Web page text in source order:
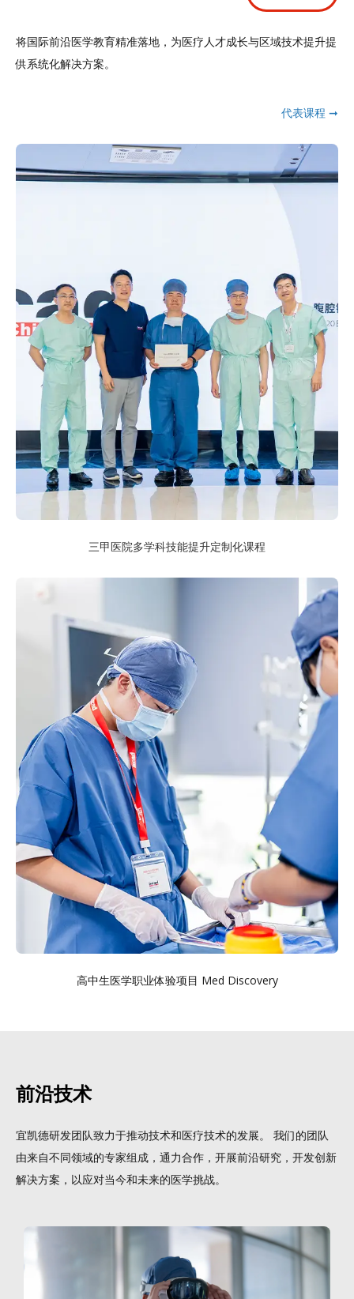
将国际前沿医学教育精准落地，为医疗人才成长与区域技术提升提
供系统化解决方案。
代表课程 ➞
三甲医院多学科技能提升定制化课程
高中生医学职业体验项目 Med Discovery
前沿技术
宜凯德研发团队致力于推动技术和医疗技术的发展。 我们的团队
由来自不同领域的专家组成，通力合作，开展前沿研究，开发创新
解决方案，以应对当今和未来的医学挑战。